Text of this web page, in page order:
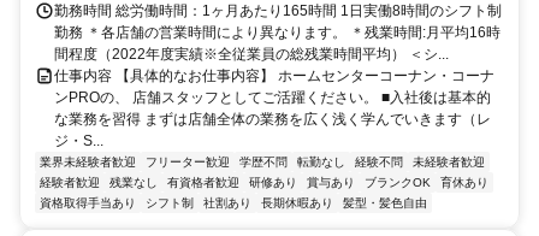
求人の勤務地への配属は確約できませんのでご了承ください。
勤務時間 総労働時間：1ヶ月あたり165時間 1日実働8時間のシフト制
勤務 ＊各店舗の営業時間により異なります。 ＊残業時間:月平均16時
間程度（2022年度実績※全従業員の総残業時間平均） ＜シ...
仕事内容 【具体的なお仕事内容】 ホームセンターコーナン・コーナ
ンPROの、 店舗スタッフとしてご活躍ください。 ■入社後は基本的
な業務を習得 まずは店舗全体の業務を広く浅く学んでいきます（レ
ジ・S...
業界未経験者歓迎 フリーター歓迎 学歴不問 転勤なし 経験不問
未経験者歓迎
経験者歓迎
残業なし 有資格者歓迎 研修あり 賞与あり ブランクOK
育休あり
資格取得手当あり
シフト制 社割あり 長期休暇あり 髪型・髪色自由